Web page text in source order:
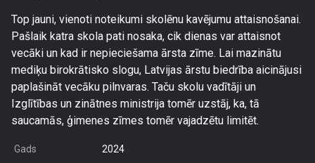
Top jauni, vienoti noteikumi skolēnu kavējumu attaisnošanai.
Pašlaik katra skola pati nosaka, cik dienas var attaisnot
vecāki un kad ir nepieciešama ārsta zīme. Lai mazinātu
mediķu birokrātisko slogu, Latvijas ārstu biedrība aicinājusi
paplašināt vecāku pilnvaras. Taču skolu vadītāji un
Izglītības un zinātnes ministrija tomēr uzstāj, ka, tā
saucamās, ģimenes zīmes tomēr vajadzētu limitēt.
Gads 2024